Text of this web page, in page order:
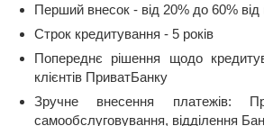
Перший внесок - від 20% до 60% від
Строк кредитування - 5 років
Попереднє рішення щодо
клієнтів ПриватБанку
Зручне внесення платежів:
самообслуговування, відділення